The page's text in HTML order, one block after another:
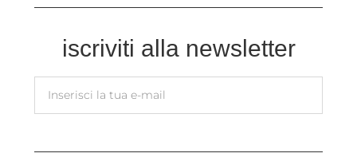
iscriviti alla newsletter